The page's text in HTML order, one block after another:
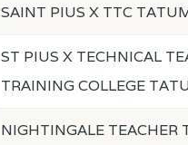
SAINT PIUS X TTC
ST PIUS X TECHNICAL
TRAINING COLLEGE
NIGHTINGALE TEACHER